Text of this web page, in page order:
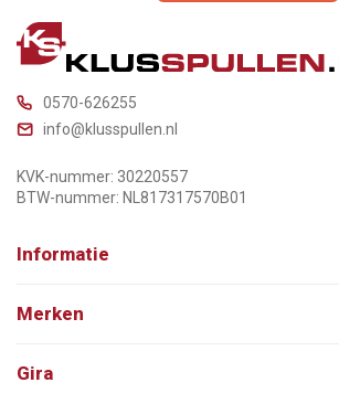
0570-626255
info@klusspullen.nl
KVK-nummer: 30220557
BTW-nummer: NL817317570B01
Informatie
Merken
Gira